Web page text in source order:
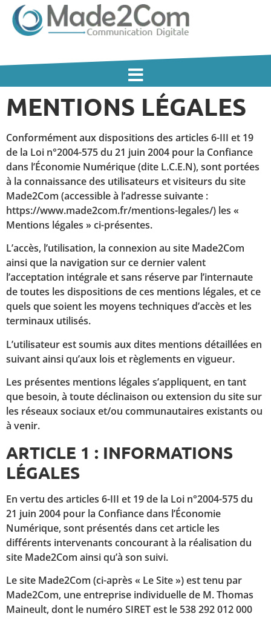
MENTIONS LÉGALES
Conformément aux dispositions des articles 6-III et 19
de la Loi n°2004-575 du 21 juin 2004 pour la Confiance
dans l’Économie Numérique (dite L.C.E.N), sont portées
à la connaissance des utilisateurs et visiteurs du site
Made2Com (accessible à l’adresse suivante :
https://www.made2com.fr/mentions-legales/) les «
Mentions légales » ci-présentes.
L’accès, l’utilisation, la connexion au site Made2Com
ainsi que la navigation sur ce dernier valent
l’acceptation intégrale et sans réserve par l’internaute
de toutes les dispositions de ces mentions légales, et ce
quels que soient les moyens techniques d’accès et les
terminaux utilisés.
L’utilisateur est soumis aux dites mentions détaillées en
suivant ainsi qu’aux lois et règlements en vigueur.
Les présentes mentions légales s’appliquent, en tant
que besoin, à toute déclinaison ou extension du site sur
les réseaux sociaux et/ou communautaires existants ou
à venir.
ARTICLE 1 : INFORMATIONS
LÉGALES
En vertu des articles 6-III et 19 de la Loi n°2004-575 du
21 juin 2004 pour la Confiance dans l’Économie
Numérique, sont présentés dans cet article les
différents intervenants concourant à la réalisation du
site Made2Com ainsi qu’à son suivi.
Le site Made2Com (ci-après « Le Site ») est tenu par
Made2Com, une entreprise individuelle de M. Thomas
Maineult, dont le numéro SIRET est le 538 292 012 000